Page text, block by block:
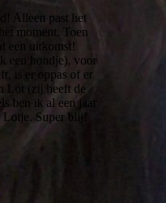
Alleen past het
moment. Toen
een uitkomst!
een hondje), voor
is er oppas of er
Lot (zij heeft de
ben ik al een jaar
Super blij!